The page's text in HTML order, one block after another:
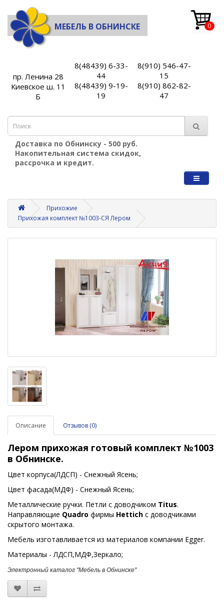
МЕБЕЛЬ В ОБНИНСКЕ 0
пр. Ленина 28
Киевское ш. 11
Б
8(48439) 6-33-
44
8(48439) 9-19-
19
8(910) 546-47-
15
8(910) 862-82-
47
Доставка по Обнинску - 500 руб.
Накопительная система скидок,
рассрочка и кредит.
Прихожие
Прихожая комплект №1003-СЯ Лером
Описание Отзывов (0)
Лером прихожая готовый комплект №1003
в Обнинске.
Цвет корпуса(ЛДСП) - Снежный Ясень;
Цвет фасада(МДФ) - Снежный Ясень;
Металлические ручки. Петли с доводчиком Titus.
Направляющие Quadro фирмы Hettich с доводчиками
скрытого монтажа.
Мебель изготавливается из материалов компании Egger.
Материалы - ЛДСП,МДФ,Зеркало;
Электронный каталог "Мебель в Обнинске"